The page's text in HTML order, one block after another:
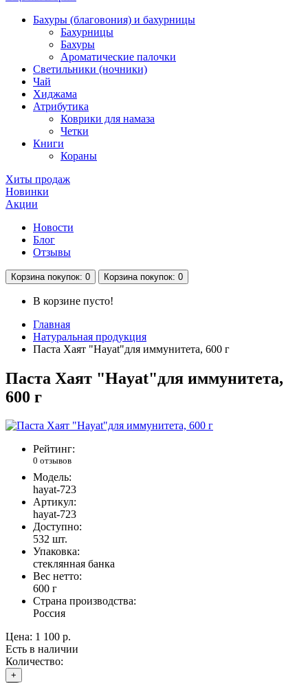
Бахуры (благовония) и бахурницы
Бахурницы
Бахуры
Ароматические палочки
Светильники (ночники)
Чай
Хиджама
Атрибутика
Коврики для намаза
Четки
Книги
Кораны
Хиты продаж
Новинки
Акции
Новости
Блог
Отзывы
Корзина покупок: 0 Корзина покупок: 0
В корзине пусто!
Главная
Натуральная продукция
Паста Хаят "Hayat"для иммунитета, 600 г
Паста Хаят "Hayat"для иммунитета,
600 г
Рейтинг:
0 отзывов
Модель:
hayat-723
Артикул:
hayat-723
Доступно:
532 шт.
Упаковка:
стеклянная банка
Вес нетто:
600 г
Страна производства:
Россия
Цена: 1 100 р.
Есть в наличии
Количество:
+